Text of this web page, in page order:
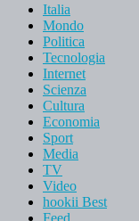
Italia
Mondo
Politica
Tecnologia
Internet
Scienza
Cultura
Economia
Sport
Media
TV
Video
hookii Best
Feed